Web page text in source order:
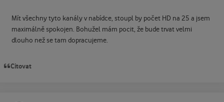
Mít všechny tyto kanály v nabídce, stoupl by počet HD na 25 a jsem
maximálně spokojen. Bohužel mám pocit, že bude trvat velmi
dlouho než se tam dopracujeme.
Citovat